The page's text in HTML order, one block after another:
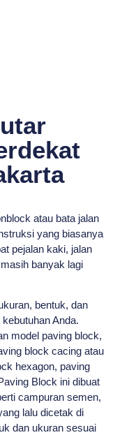
atau bata jalan
yang biasanya
pejalan kaki, jalan
banyak lagi
bentuk, dan
Anda.
model paving block,
block cacing atau
hexagon, paving
Block ini dibuat
campuran semen,
lalu dicetak di
dan ukuran sesuai